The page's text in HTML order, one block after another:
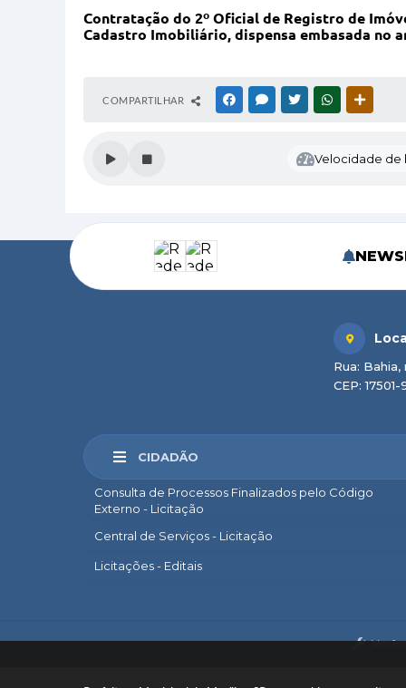
Contratação do 2º Oficial de Registro de
Cadastro Imobiliário, dispensa embasada no
COMPARTILHAR FACEBOOKMESSENGER
TWITTERWHATSAPP
Velocidade de
CIDADÃO
Consulta de Processos Finalizados pelo Código
Externo - Licitação
Central de Serviços - Licitação
Licitações - Editais
Rua:
CEP: